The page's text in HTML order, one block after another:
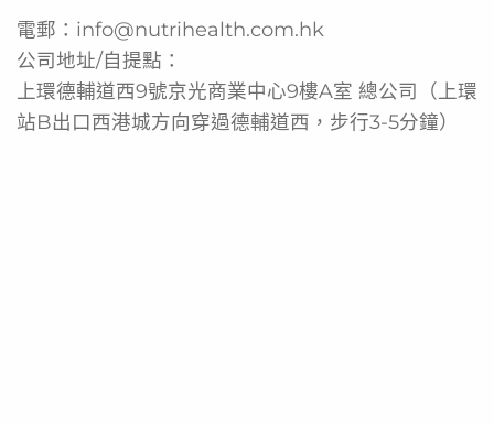
水、麥芽糊精、牛奶蛋白質濃縮物、植物油（低芥酸油菜
籽、中鏈三酸甘油酯、高油酸葵花籽、葵花籽）、纖維（豌
豆纖維、阿拉伯膠、低聚果糖、菊粉）、礦物質（檸檬酸
鈉、檸檬酸鈣、磷酸鉀、氯化鉀、氧化鎂、磷酸鈉、硫酸亞
鐵、硫酸鋅、硫酸錳、硫酸銅、氯化鉻、鉬酸鈉、碘化鉀、
電郵： info@nutrihealth.com.hk
公司地址/自提點：
上環德輔道西9號京光商業中心9樓A室 總公司（上環
站B出口西港城方向穿過德輔道西，步行3-5分鐘）